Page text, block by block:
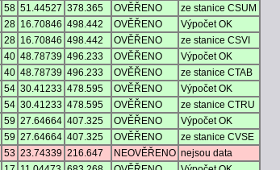
58 51.44527 378.365 OVĚŘENO
ze stanice CSUM
28 16.70846 498.442 OVĚŘENO
Výpočet OK
28 16.70846 498.442 OVĚŘENO
ze stanice CSVI
40 48.78739 496.233 OVĚŘENO
Výpočet OK
40 48.78739 496.233 OVĚŘENO
ze stanice CTAB
54 30.41233 478.595 OVĚŘENO
Výpočet OK
54 30.41233 478.595 OVĚŘENO
ze stanice CTRU
59 27.64664 407.325 OVĚŘENO
Výpočet OK
59 27.64664 407.325 OVĚŘENO
ze stanice CVSE
53 23.74339 216.647 NEOVĚŘENO nejsou data